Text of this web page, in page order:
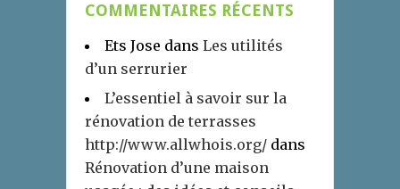
COMMENTAIRES RÉCENTS
Ets Jose dans Les utilités
d’un serrurier
L’essentiel à savoir sur la
rénovation de terrasses
http://www.allwhois.org/ dans
Rénovation d’une maison